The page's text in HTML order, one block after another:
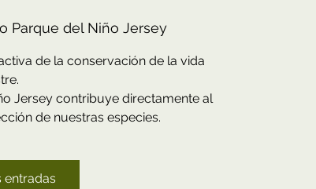
Parque del Niño Jersey
de la conservación de la vida
Jersey contribuye directamente al
de nuestras especies.
entradas